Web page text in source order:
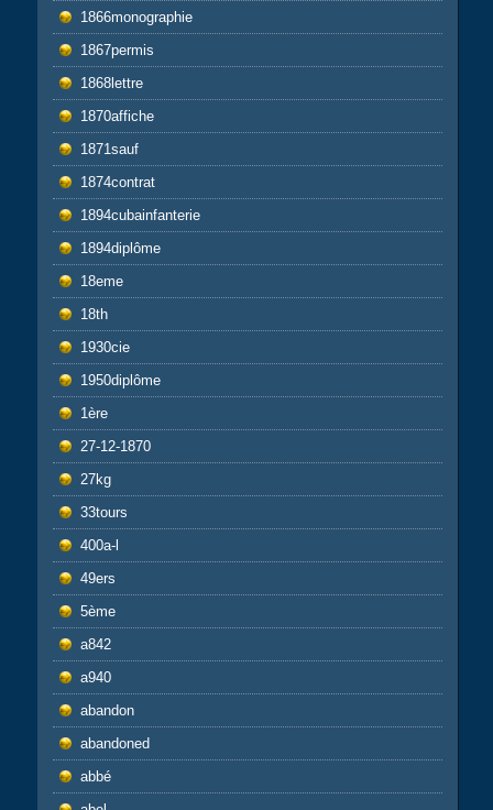
1866monographie
1867permis
1868lettre
1870affiche
1871sauf
1874contrat
1894cubainfanterie
1894diplôme
18eme
18th
1930cie
1950diplôme
1ère
27-12-1870
27kg
33tours
400a-l
49ers
5ème
a842
a940
abandon
abandoned
abbé